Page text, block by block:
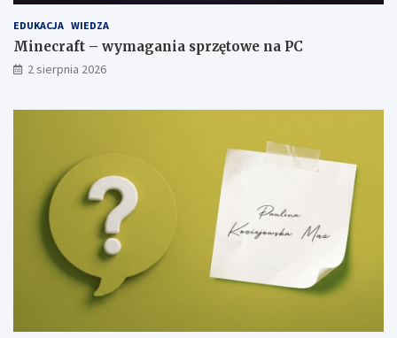
EDUKACJA WIEDZA
Minecraft – wymagania sprzętowe na PC
2 sierpnia 2026